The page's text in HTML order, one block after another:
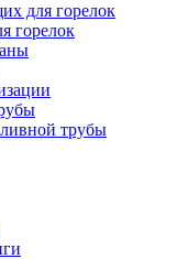
для горелок
горелок
трубы